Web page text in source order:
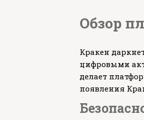
Обзор
Кракен
цифровыми
делает
появления